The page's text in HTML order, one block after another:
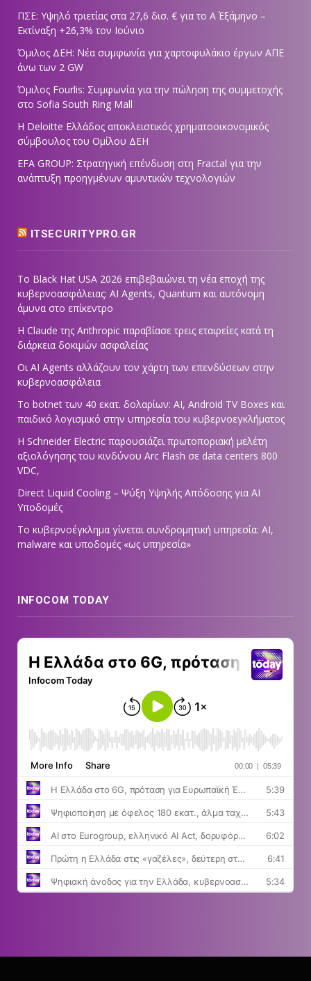
ΠΣΕ: Υψηλό τριετίας στα 27,6 δισ. € για το Α΄ Εξάμηνο –
Εκτίναξη +26,3% τον Ιούνιο
Όμιλος ΔΕΗ: Νέα συμφωνία για χαρτοφυλάκιο έργων ΑΠΕ
άνω των 2 GW
Όμιλος Fourlis: Συμφωνία για την πώληση της συμμετοχής
στο Sofia South Ring Mall
Η Deloitte Ελλάδος αποκλειστικός χρηματοοικονομικός
σύμβουλος του Ομίλου ΔΕΗ
EFA GROUP: Στρατηγική επένδυση στη Fractal για την
ανάπτυξη προηγμένων αμυντικών τεχνολογιών
ITSECURITYPRO.GR
Το Black Hat USA 2026 επιβεβαιώνει τη νέα εποχή της
κυβερνοασφάλειας: AI Agents, Quantum και αυτόνομη
άμυνα στο επίκεντρο
Η Claude της Anthropic παραβίασε τρεις εταιρείες κατά τη
διάρκεια δοκιμών ασφαλείας
Οι AI Agents αλλάζουν τον χάρτη των επενδύσεων στην
κυβερνοασφάλεια
Το botnet των 40 εκατ. δολαρίων: AI, Android TV Boxes και
παιδικό λογισμικό στην υπηρεσία του κυβερνοεγκλήματος
Η Schneider Electric παρουσιάζει πρωτοποριακή μελέτη
αξιολόγησης του κινδύνου Arc Flash σε data centers 800
VDC,
Direct Liquid Cooling – Ψύξη Υψηλής Απόδοσης για AI
Υποδομές
Το κυβερνοέγκλημα γίνεται συνδρομητική υπηρεσία: AI,
malware και υποδομές «ως υπηρεσία»
INFOCOM TODAY